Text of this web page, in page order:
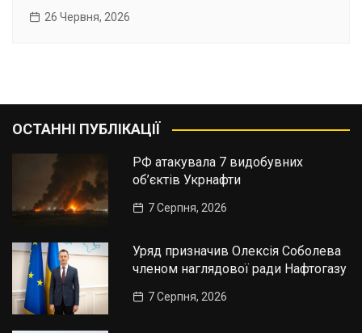
26 Червня, 2026
ОСТАННІ ПУБЛІКАЦІЇ
РФ атакувала 7 видобувних
об’єктів Укрнафти
7 Серпня, 2026
Уряд призначив Олексія Соболева
членом наглядової ради Нафтогазу
7 Серпня, 2026